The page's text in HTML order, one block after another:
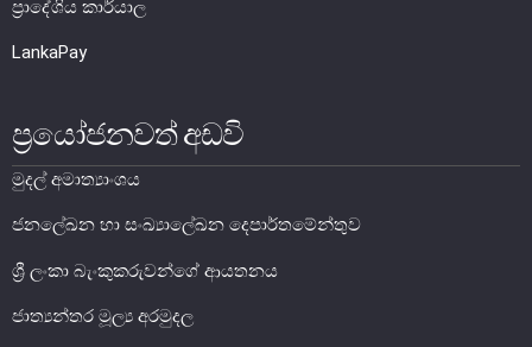
මූල්‍ය අන්තර්ගතභාවය
මූල්‍ය වෙළෙඳපොල
මූල්‍ය වෙළෙඳපොළ-සමස්ත විග්‍රහය
අන්තර් බැංකු ඒක්ෂණ මුදල් වෙ‍ෙළඳපොළ
විදේශ විනිමය පිළිබඳ ගෝලීය ප්‍රශස්ත භාවිත සංග්‍රහය හා
අනුගත වීම
ප්‍රාදේශිය කාර්යාල
LankaPay
ප්‍රයෝජනවත් අඩවි
මුදල් අමාත්‍යාංශය
ජනලේඛන හා සංඛ්‍යාලේඛන දෙපාර්තමේන්තුව
ශ්‍රී ලංකා බැංකුකරුවන්ගේ ආයතනය
ජාත්‍යන්තර මූල්‍ය අරමුදල